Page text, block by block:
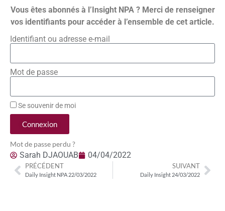
Vous êtes abonnés à l’Insight NPA ? Merci de renseigner
vos identifiants pour accéder à l’ensemble de cet article.
Identifiant ou adresse e-mail
Mot de passe
Se souvenir de moi
Connexion
Mot de passe perdu ?
Sarah DJAOUAB 04/04/2022
PRÉCÉDENT
Daily Insight NPA 22/03/2022
SUIVANT
Daily Insight 24/03/2022